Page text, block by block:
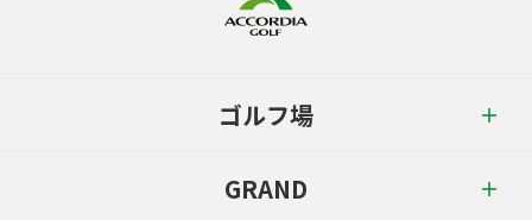
ゴルフ場
GRAND